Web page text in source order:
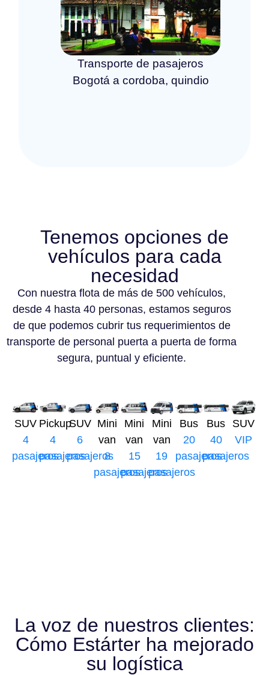
Transporte de pasajeros
Bogotá a cordoba, quindio
Tenemos opciones de
vehículos para cada
necesidad
Con nuestra flota de más de 500 vehículos,
desde 4 hasta 40 personas, estamos seguros
de que podemos cubrir tus requerimientos de
transporte de personal puerta a puerta de forma
segura, puntual y eficiente.
SUV
4
pasajeros
Pickup
4
pasajeros
SUV
6
pasajeros
Mini
van
8
pasajeros
Mini
van
15
pasajeros
Mini
van
19
pasajeros
Bus
20
pasajeros
Bus
40
pasajeros
SUV
VIP
La voz de nuestros clientes:
Cómo Estárter ha mejorado
su logística